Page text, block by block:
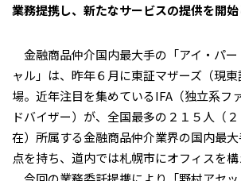
業務提携し、新たなサービスの提供を開始
金融商品仲介国内最大手の「アイ・パ
ャル」は、昨年６月に東証マザーズ（現
場。近年注目を集めているIFA（独立系フ
ドバイザー）が、全国最多の２１５人（
在）所属する金融商品仲介業界の国内最
点を持ち、道内では札幌市にオフィスを構